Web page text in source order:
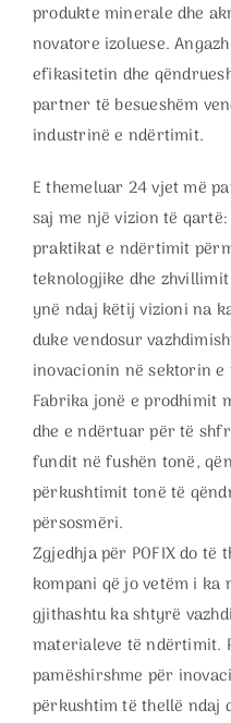
produkte minerale dhe
novatore izoluese.
efikasitetin dhe
partner të besueshëm
industrinë e ndërtimit.
E themeluar 24 vjet më
saj me një vizion të
praktikat e ndërtimit
teknologjike dhe
ynë ndaj këtij vizioni na
duke vendosur
inovacionin në sektorin
Fabrika jonë e prodhimit
dhe e ndërtuar për të
fundit në fushën tonë,
përkushtimit tonë të
përsosmëri.
Zgjedhja për POFIX do
kompani që jo vetëm i ka
gjithashtu ka shtyrë
materialeve të ndërtimit.
pamëshirshme për
përkushtim të thellë ndaj